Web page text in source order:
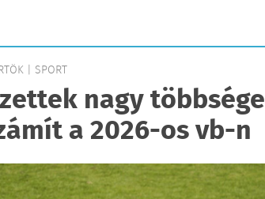
| SPORT
nagy többsége
a 2026-os vb-n